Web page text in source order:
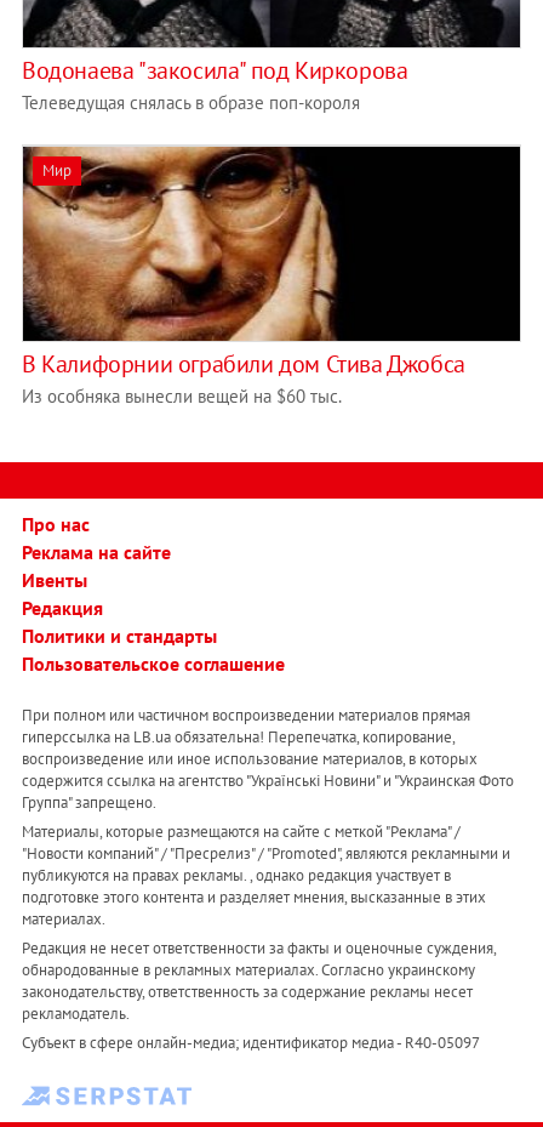
Водонаева "закосила" под Киркорова
Телеведущая снялась в образе поп-короля
Мир
В Калифорнии ограбили дом Стива Джобса
Из особняка вынесли вещей на $60 тыс.
Про нас
Реклама на сайте
Ивенты
Редакция
Политики и стандарты
Пользовательское соглашение
При полном или частичном воспроизведении материалов прямая
гиперссылка на LB.ua обязательна! Перепечатка, копирование,
воспроизведение или иное использование материалов, в которых
содержится ссылка на агентство "Українськi Новини" и "Украинская Фото
Группа" запрещено.
Материалы, которые размещаются на сайте с меткой "Реклама" /
"Новости компаний" / "Пресрелиз" / "Promoted", являются рекламными и
публикуются на правах рекламы. , однако редакция участвует в
подготовке этого контента и разделяет мнения, высказанные в этих
материалах.
Редакция не несет ответственности за факты и оценочные суждения,
обнародованные в рекламных материалах. Согласно украинскому
законодательству, ответственность за содержание рекламы несет
рекламодатель.
Субъект в сфере онлайн-медиа; идентификатор медиа - R40-05097